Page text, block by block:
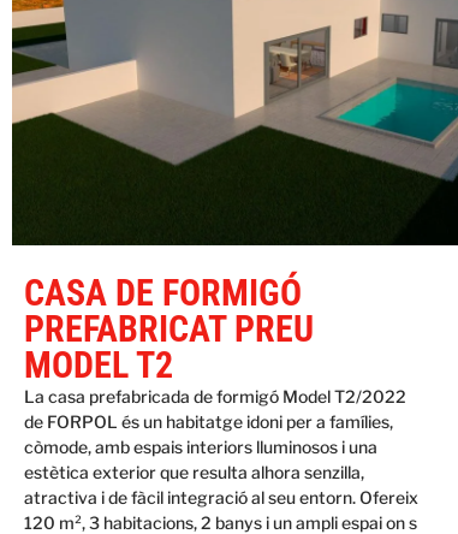
CASA DE FORMIGÓ
PREFABRICAT PREU
MODEL T2
La casa prefabricada de formigó Model T2/2022
de FORPOL és un habitatge idoni per a famílies,
còmode, amb espais interiors lluminosos i una
estètica exterior que resulta alhora senzilla,
atractiva i de fàcil integració al seu entorn. Ofereix
120 m², 3 habitacions, 2 banys i un ampli espai on s